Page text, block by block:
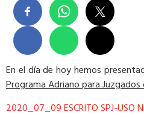
En el día de hoy hemos
Programa Adriano para
2020_07_09 ESCRITO SPJ-USO